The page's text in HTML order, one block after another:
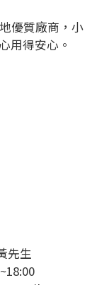
優質廠商，小
用得安心。
先生